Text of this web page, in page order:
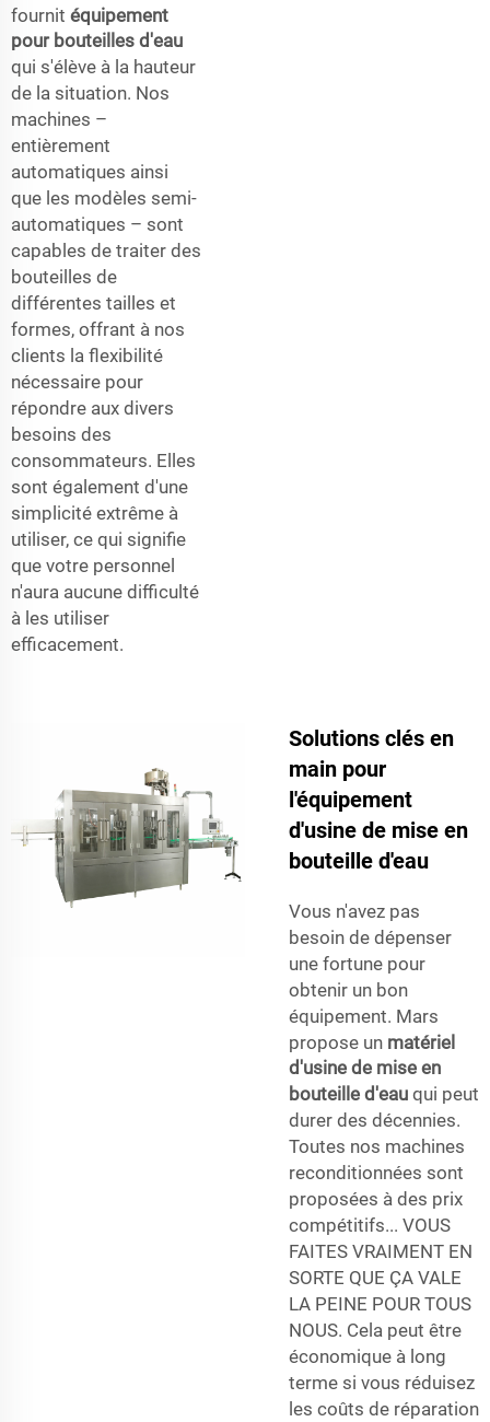
fournit équipement
pour bouteilles d'eau
qui s'élève à la hauteur
de la situation. Nos
machines –
entièrement
automatiques ainsi
que les modèles semi-
automatiques – sont
capables de traiter des
bouteilles de
différentes tailles et
formes, offrant à nos
clients la flexibilité
nécessaire pour
répondre aux divers
besoins des
consommateurs. Elles
sont également d'une
simplicité extrême à
utiliser, ce qui signifie
que votre personnel
n'aura aucune difficulté
à les utiliser
efficacement.
Solutions clés en
main pour
l'équipement
d'usine de mise en
bouteille d'eau
Vous n'avez pas
besoin de dépenser
une fortune pour
obtenir un bon
équipement. Mars
propose un matériel
d'usine de mise en
bouteille d'eau qui peut
durer des décennies.
Toutes nos machines
reconditionnées sont
proposées à des prix
compétitifs... VOUS
FAITES VRAIMENT EN
SORTE QUE ÇA VALE
LA PEINE POUR TOUS
NOUS. Cela peut être
économique à long
terme si vous réduisez
les coûts de réparation